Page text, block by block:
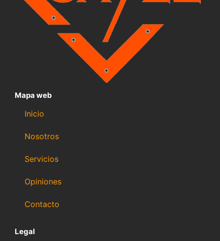
Mapa web
Inicio
Nosotros
Servicios
Opiniones
Contacto
Legal